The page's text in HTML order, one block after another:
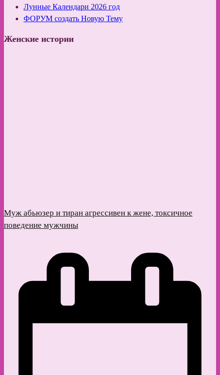
Лунные Календари 2026 год
ФОРУМ создать Новую Тему
Женские истории
Муж абьюзер и тиран агрессивен к жене, токсичное
поведение мужчины